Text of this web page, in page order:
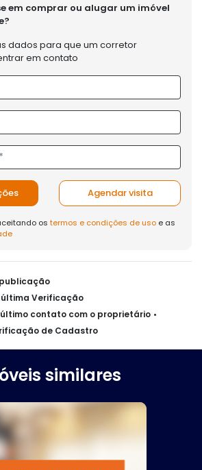
em comprar ou alugar um imóvel
dados para que um corretor
em contato
Agendar visita
os termos e condições de uso e as
publicação
última Verificação
último contato com o proprietário •
de Cadastro
similares